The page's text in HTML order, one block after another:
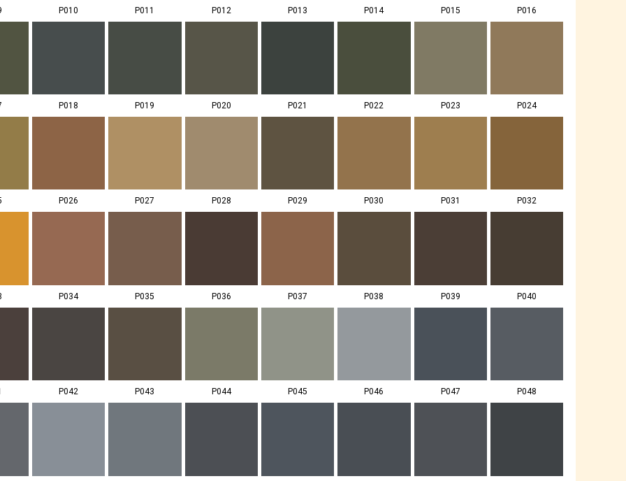
P010 P011 P012 P013 P014 P015 P016
P018 P019 P020 P021 P022 P023 P024
P026 P027 P028 P029 P030 P031 P032
P034 P035 P036 P037 P038 P039 P040
P042 P043 P044 P045 P046 P047 P048